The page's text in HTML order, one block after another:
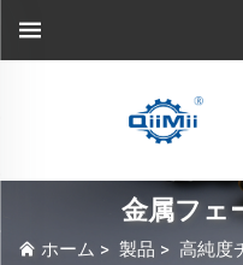
金属フェ
ホーム > 製品 > 高純度